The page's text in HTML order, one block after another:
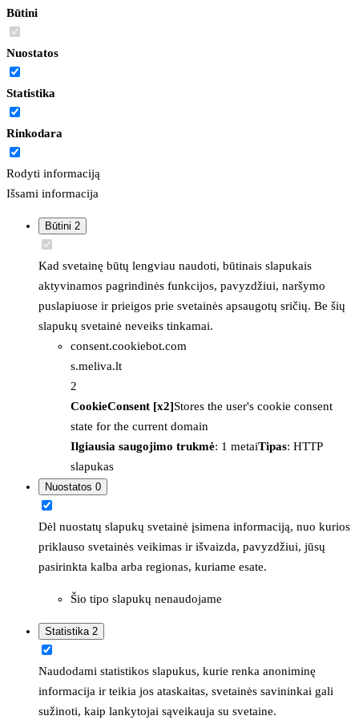
Būtini
Nuostatos
Statistika
Rinkodara
Rodyti informaciją
Išsami informacija
Būtini 2
Kad svetainę būtų lengviau naudoti, būtinais slapukais
aktyvinamos pagrindinės funkcijos, pavyzdžiui, naršymo
puslapiuose ir prieigos prie svetainės apsaugotų sričių. Be šių
slapukų svetainė neveiks tinkamai.
consent.cookiebot.com
s.meliva.lt
2
CookieConsent [x2]Stores the user's cookie consent
state for the current domain
Ilgiausia saugojimo trukmė: 1 metaiTipas: HTTP
slapukas
Nuostatos 0
Dėl nuostatų slapukų svetainė įsimena informaciją, nuo kurios
priklauso svetainės veikimas ir išvaizda, pavyzdžiui, jūsų
pasirinkta kalba arba regionas, kuriame esate.
Šio tipo slapukų nenaudojame
Statistika 2
Naudodami statistikos slapukus, kurie renka anoniminę
informacija ir teikia jos ataskaitas, svetainės savininkai gali
sužinoti, kaip lankytojai sąveikauja su svetaine.